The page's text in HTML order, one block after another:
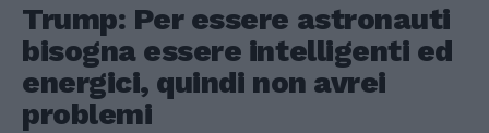
Trump: Per essere astronauti
bisogna essere intelligenti ed
energici, quindi non avrei
problemi